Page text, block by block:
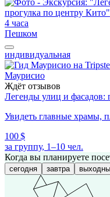
4 часа
Пешком
индивидуальная
Маурисио
Ждёт отзывов
Легенды улиц и фасадов:
Увидеть главные храмы,
100 $
за группу, 1–10 чел.
Когда вы планируете
сегодня завтра